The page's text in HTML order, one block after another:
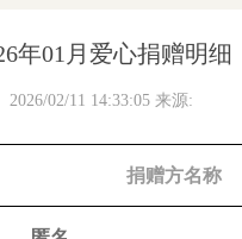
年01月爱心捐赠明细
2026/02/11 14:33:05 来源:
捐赠方名称